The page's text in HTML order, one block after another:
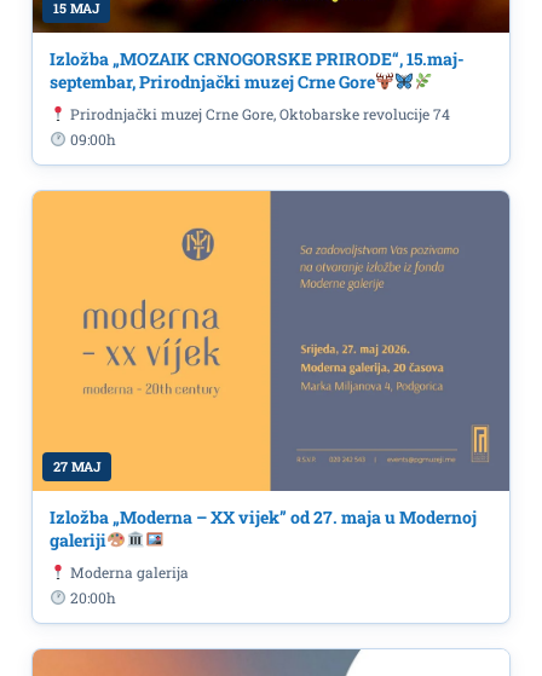
15 MAJ
Izložba „MOZAIK CRNOGORSKE PRIRODE“, 15.maj-
septembar, Prirodnjački muzej Crne Gore
Prirodnjački muzej Crne Gore, Oktobarske revolucije 74
09:00h
27 MAJ
Izložba „Moderna – XX vijek” od 27. maja u Modernoj
galeriji
Moderna galerija
20:00h